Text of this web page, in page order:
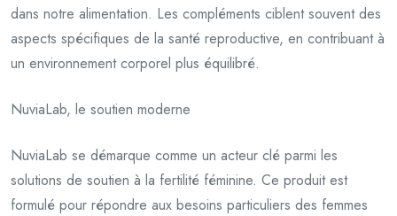
dans notre alimentation. Les compléments ciblent souvent des
aspects spécifiques de la santé reproductive, en contribuant à
un environnement corporel plus équilibré.
NuviaLab, le soutien moderne
NuviaLab se démarque comme un acteur clé parmi les
solutions de soutien à la fertilité féminine. Ce produit est
formulé pour répondre aux besoins particuliers des femmes